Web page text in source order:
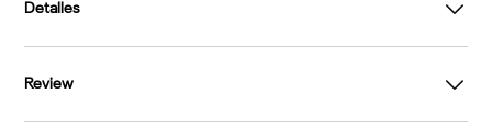
Detalles
Review